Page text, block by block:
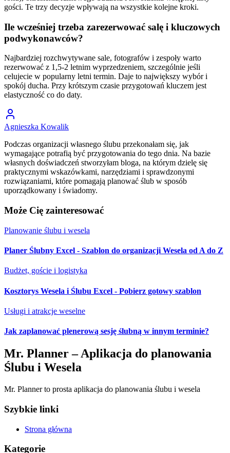
gości. Te trzy decyzje wpływają na wszystkie kolejne kroki.
Ile wcześniej trzeba zarezerwować salę i kluczowych
podwykonawców?
Najbardziej rozchwytywane sale, fotografów i zespoły warto
rezerwować z 1,5-2 letnim wyprzedzeniem, szczególnie jeśli
celujecie w popularny letni termin. Daje to największy wybór i
spokój ducha. Przy krótszym czasie przygotowań kluczem jest
elastyczność co do daty.
Agnieszka Kowalik
Podczas organizacji własnego ślubu przekonałam się, jak
wymagające potrafią być przygotowania do tego dnia. Na bazie
własnych doświadczeń stworzyłam bloga, na którym dzielę się
praktycznymi wskazówkami, narzędziami i sprawdzonymi
rozwiązaniami, które pomagają planować ślub w sposób
uporządkowany i świadomy.
Może Cię zainteresować
Planowanie ślubu i wesela
Planer Ślubny Excel - Szablon do organizacji Wesela od A do Z
Budżet, goście i logistyka
Kosztorys Wesela i Ślubu Excel - Pobierz gotowy szablon
Usługi i atrakcje weselne
Jak zaplanować plenerową sesję ślubną w innym terminie?
Mr. Planner – Aplikacja do planowania
Ślubu i Wesela
Mr. Planner to prosta aplikacja do planowania ślubu i wesela
Szybkie linki
Strona główna
Kategorie